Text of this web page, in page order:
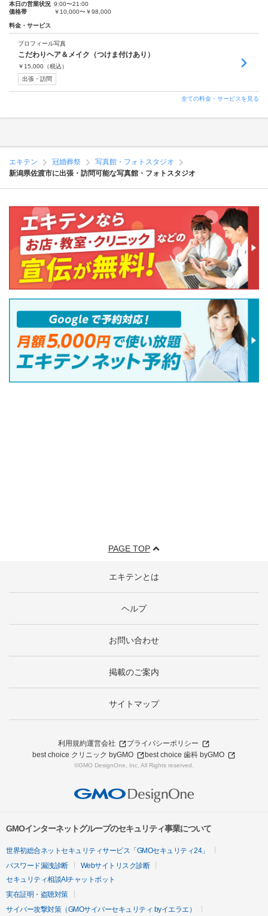
本日の営業状況 9:00〜21:00
価格帯
￥10,000〜￥98,000
料金・サービス
プロフィール写真
こだわりヘア＆メイク（つけま付けあり）
￥ 15,000 （税込）
出張・訪問
全ての料金・サービスを見る
エキテン 冠婚葬祭
写真館・フォトスタジオ
新潟県佐渡市に出張・訪問可能な写真館・フォトスタジオ
PAGE TOP
エキテンとは
ヘルプ
お問い合わせ
掲載のご案内
サイトマップ
利用規約運営会社
プライバシーポリシー
best choice クリニック byGMO
best choice 歯科 byGMO
©GMO DesignOne, Inc. All Rights reserved.
GMOインターネットグループのセキュリティ事業について
世界初総合ネットセキュリティサービス「GMOセキュリティ24」
パスワード漏洩診断
Webサイトリスク診断
セキュリティ相談AIチャットボット
実在証明・盗聴対策
サイバー攻撃対策（GMOサイバーセキュリティ byイエラエ）